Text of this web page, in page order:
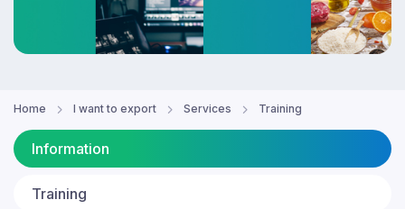
Home I want to export Services Training
Information
Training